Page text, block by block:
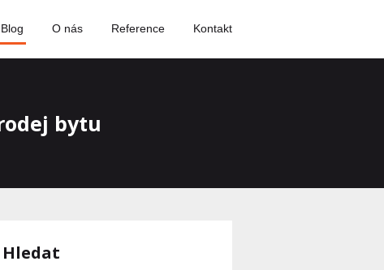
Blog O nás Reference Kontakt
bytu
Hledat